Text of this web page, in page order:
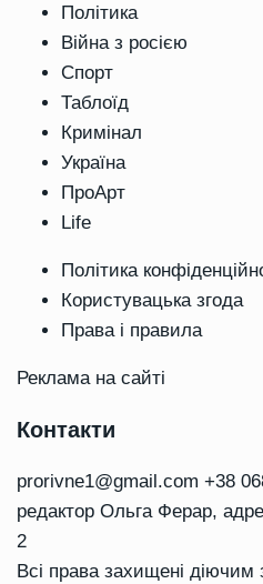
Політика
Війна з росією
Спорт
Таблоїд
Кримінал
Україна
ПроАрт
Life
Політика
Користувацька згода
Права і правила
Реклама на сайті
Контакти
prorivne1@gmail.com +38
редактор Ольга Ферар,
2
Всі права захищені діючим